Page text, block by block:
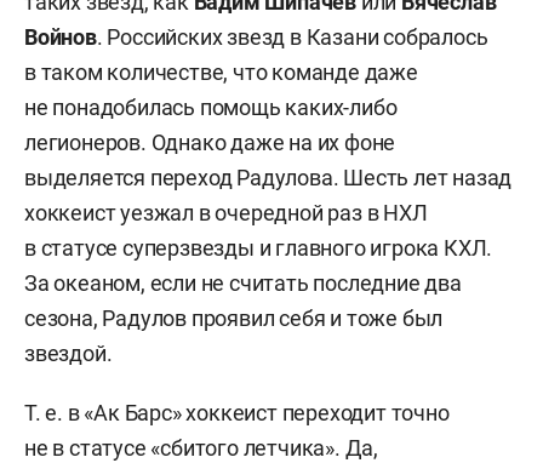
Войнов. Российских звезд в Казани собралось
в таком количестве, что команде даже
не понадобилась помощь каких-либо
легионеров. Однако даже на их фоне
выделяется переход Радулова. Шесть лет назад
хоккеист уезжал в очередной раз в НХЛ
в статусе суперзвезды и главного игрока КХЛ.
За океаном, если не считать последние два
сезона, Радулов проявил себя и тоже был
звездой.
Т. е. в «Ак Барс» хоккеист переходит точно
не в статусе «сбитого летчика». Да,